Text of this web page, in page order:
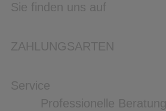
Sie finden uns auf
ZAHLUNGSARTEN
Service
Professionelle Beratung